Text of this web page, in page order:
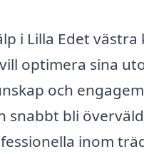
i Lilla Edet
optimera sina
och
snabbt bli
inom